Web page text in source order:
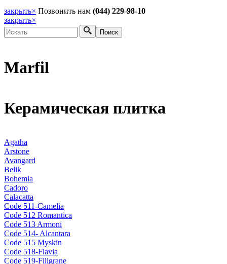
закрыть× Позвонить нам (044) 229-98-10
закрыть×
Форма поиска
Поиск
Marfil
Керамическая плитка
Agatha
Arstone
Avangard
Belik
Bohemia
Cadoro
Calacatta
Code 511-Camelia
Code 512 Romantica
Code 513 Armoni
Code 514- Alcantara
Code 515 Myskin
Code 518-Flavia
Code 519-Filigrane